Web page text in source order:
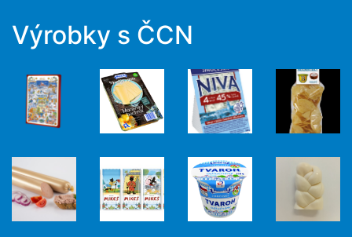
Výrobky s ČCN